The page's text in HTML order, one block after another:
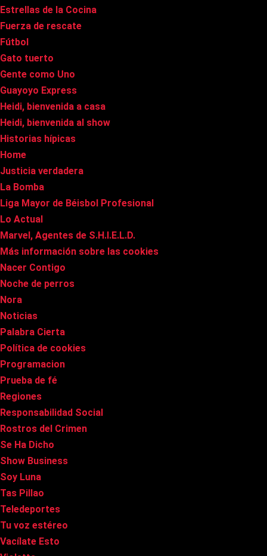
Estrellas de la Cocina
Fuerza de rescate
Fútbol
Gato tuerto
Gente como Uno
Guayoyo Express
Heidi, bienvenida a casa
Heidi, bienvenida al show
Historias hípicas
Home
Justicia verdadera
La Bomba
Liga Mayor de Béisbol Profesional
Lo Actual
Marvel, Agentes de S.H.I.E.L.D.
Más información sobre las cookies
Nacer Contigo
Noche de perros
Nora
Noticias
Palabra Cierta
Política de cookies
Programacion
Prueba de fé
Regiones
Responsabilidad Social
Rostros del Crimen
Se Ha Dicho
Show Business
Soy Luna
Tas Pillao
Teledeportes
Tu voz estéreo
Vacílate Esto